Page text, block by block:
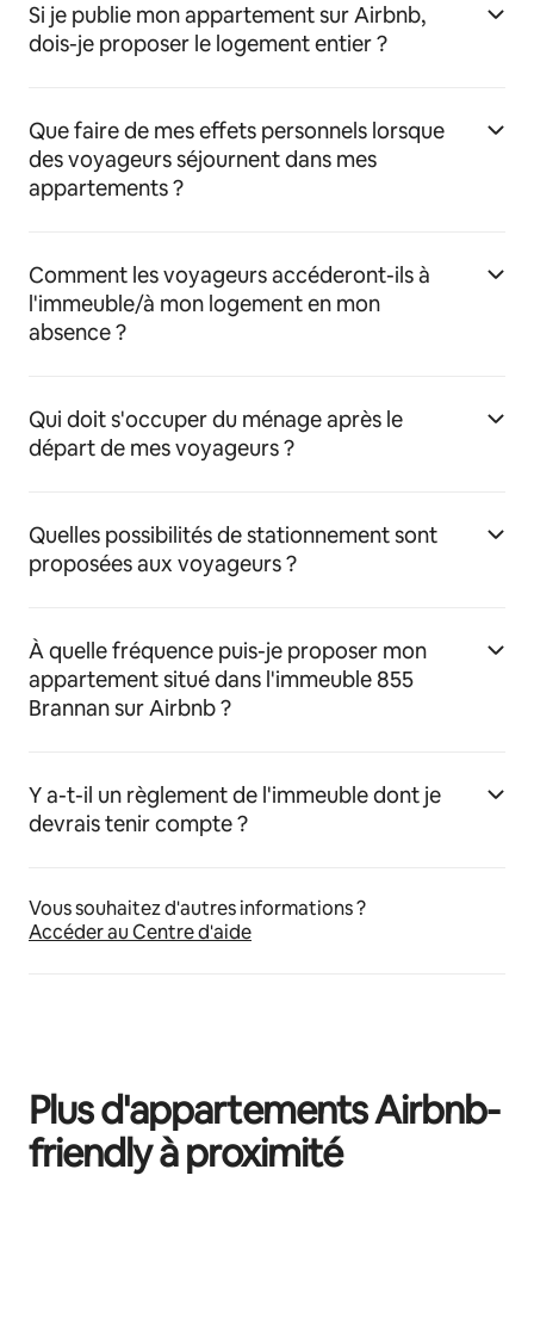
Si je publie mon appartement sur Airbnb,
dois-je proposer le logement entier ?
Que faire de mes effets personnels lorsque
des voyageurs séjournent dans mes
appartements ?
Comment les voyageurs accéderont-ils à
l'immeuble/à mon logement en mon
absence ?
Qui doit s'occuper du ménage après le
départ de mes voyageurs ?
Quelles possibilités de stationnement sont
proposées aux voyageurs ?
À quelle fréquence puis-je proposer mon
appartement situé dans l'immeuble 855
Brannan sur Airbnb ?
Y a-t-il un règlement de l'immeuble dont je
devrais tenir compte ?
Vous souhaitez d'autres informations ?
Accéder au Centre d'aide
Plus d'appartements Airbnb-
friendly à proximité